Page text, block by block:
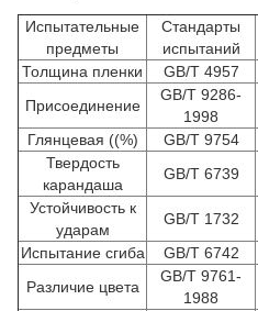
Испытательные
предметы
Стандарты
испытаний
Толщина пленки
GB/T 4957
Присоединение
GB/T 9286-
1998
Глянцевая ((%)
GB/T 9754
Твердость
карандаша
GB/T 6739
Устойчивость к
ударам
GB/T 1732
Испытание сгиба
GB/T 6742
Различие цвета
GB/T 9761-
1988